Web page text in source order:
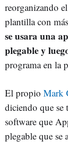
reorganizando
plantilla con
se usara una
plegable y
programa en la
El propio Mark
diciendo que se
software que
plegable que se